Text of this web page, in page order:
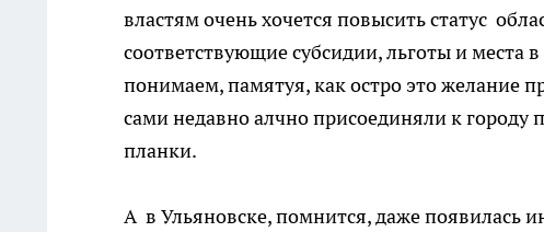
властям очень хочется повысить статус
соответствующие субсидии, льготы и места
понимаем, памятуя, как остро это желание
сами недавно алчно присоединяли к городу
планки.
А в Ульяновске, помнится, даже появилась